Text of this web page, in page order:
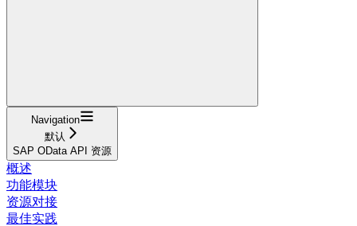
Navigation
默认
SAP OData API 资源
概述
功能模块
资源对接
最佳实践